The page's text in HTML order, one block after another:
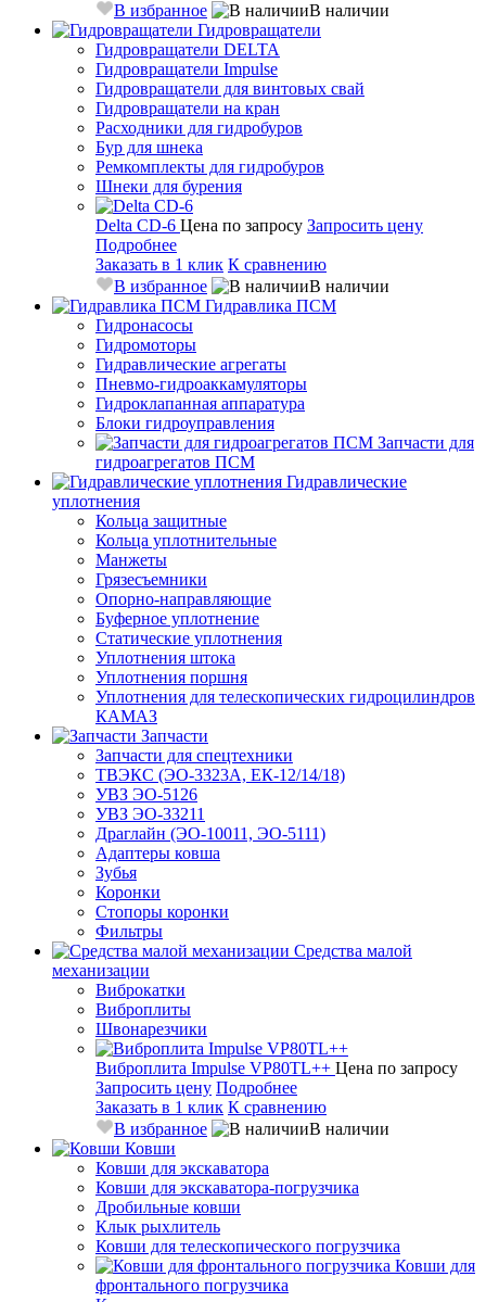
В избранное
В наличии
Гидровращатели
Гидровращатели DELTA
Гидровращатели Impulse
Гидровращатели для винтовых свай
Гидровращатели на кран
Расходники для гидробуров
Бур для шнека
Ремкомплекты для гидробуров
Шнеки для бурения
Delta CD-6 Цена по запросу Запросить цену
Подробнее
Заказать в 1 клик К сравнению
В избранное
В наличии
Гидравлика ПСМ
Гидронасосы
Гидромоторы
Гидравлические агрегаты
Пневмо-гидроаккамуляторы
Гидроклапанная аппаратура
Блоки гидроуправления
Запчасти для
гидроагрегатов ПСМ
Гидравлические
уплотнения
Кольца защитные
Кольца уплотнительные
Манжеты
Грязесъемники
Опорно-направляющие
Буферное уплотнение
Статические уплотнения
Уплотнения штока
Уплотнения поршня
Уплотнения для телескопических гидроцилиндров
КАМАЗ
Запчасти
Запчасти для спецтехники
ТВЭКС (ЭО-3323А, ЕК-12/14/18)
УВЗ ЭО-5126
УВЗ ЭО-33211
Драглайн (ЭО-10011, ЭО-5111)
Адаптеры ковша
Зубья
Коронки
Стопоры коронки
Фильтры
Средства малой
механизации
Виброкатки
Виброплиты
Швонарезчики
Виброплита Impulse VP80TL++ Цена по запросу
Запросить цену Подробнее
Заказать в 1 клик К сравнению
В избранное
В наличии
Ковши
Ковши для экскаватора
Ковши для экскаватора-погрузчика
Дробильные ковши
Клык рыхлитель
Ковши для телескопического погрузчика
Ковши для
фронтального погрузчика